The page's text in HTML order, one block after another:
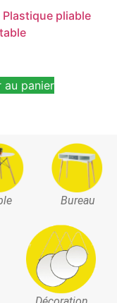
Plastique pliable
au panier
Bureau